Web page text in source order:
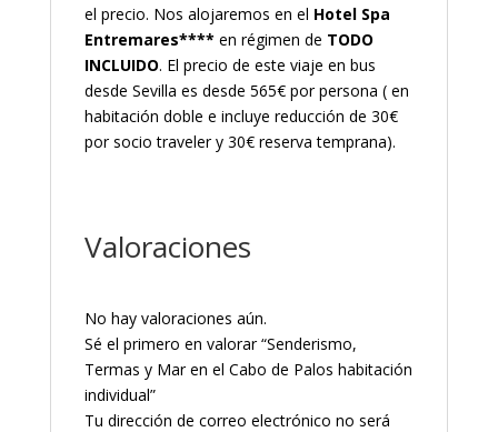
el precio. Nos alojaremos en el Hotel Spa
Entremares**** en régimen de TODO
INCLUIDO. El precio de este viaje en bus
desde Sevilla es desde 565€ por persona ( en
habitación doble e incluye reducción de 30€
por socio traveler y 30€ reserva temprana).
Valoraciones
No hay valoraciones aún.
Sé el primero en valorar “Senderismo,
Termas y Mar en el Cabo de Palos habitación
individual”
Tu dirección de correo electrónico no será